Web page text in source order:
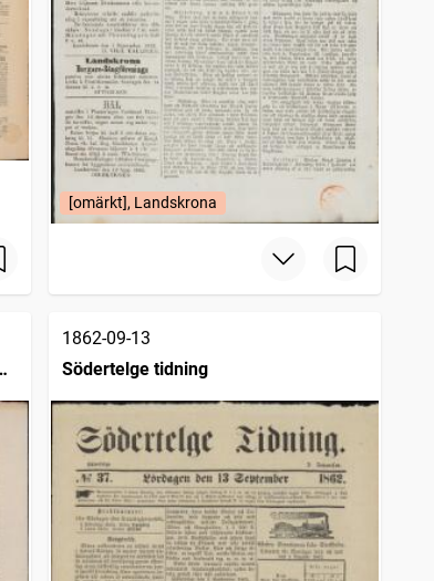
[omärkt], Landskrona
1862-09-13
Södertelge tidning